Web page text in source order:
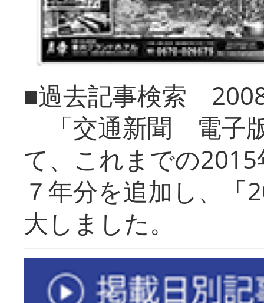
■過去記事検索
「交通新聞 電子
て、これまでの
７年分を追加し、「
大しまし